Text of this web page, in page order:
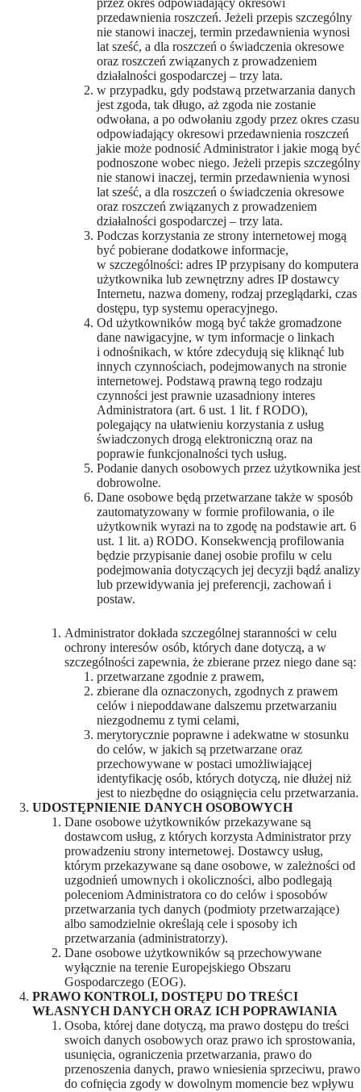
przedawnienia roszczeń. Jeżeli przepis szczególny
nie stanowi inaczej, termin przedawnienia wynosi
lat sześć, a dla roszczeń o świadczenia okresowe
oraz roszczeń związanych z prowadzeniem
działalności gospodarczej – trzy lata.
w przypadku, gdy podstawą przetwarzania danych
jest zgoda, tak długo, aż zgoda nie zostanie
odwołana, a po odwołaniu zgody przez okres czasu
odpowiadający okresowi przedawnienia roszczeń
jakie może podnosić Administrator i jakie mogą być
podnoszone wobec niego. Jeżeli przepis szczególny
nie stanowi inaczej, termin przedawnienia wynosi
lat sześć, a dla roszczeń o świadczenia okresowe
oraz roszczeń związanych z prowadzeniem
działalności gospodarczej – trzy lata.
Podczas korzystania ze strony internetowej mogą
być pobierane dodatkowe informacje,
w szczególności: adres IP przypisany do komputera
użytkownika lub zewnętrzny adres IP dostawcy
Internetu, nazwa domeny, rodzaj przeglądarki, czas
dostępu, typ systemu operacyjnego.
Od użytkowników mogą być także gromadzone
dane nawigacyjne, w tym informacje o linkach
i odnośnikach, w które zdecydują się kliknąć lub
innych czynnościach, podejmowanych na stronie
internetowej. Podstawą prawną tego rodzaju
czynności jest prawnie uzasadniony interes
Administratora (art. 6 ust. 1 lit. f RODO),
polegający na ułatwieniu korzystania z usług
świadczonych drogą elektroniczną oraz na
poprawie funkcjonalności tych usług.
Podanie danych osobowych przez użytkownika jest
dobrowolne.
Dane osobowe będą przetwarzane także w sposób
zautomatyzowany w formie profilowania, o ile
użytkownik wyrazi na to zgodę na podstawie art. 6
ust. 1 lit. a) RODO. Konsekwencją profilowania
będzie przypisanie danej osobie profilu w celu
podejmowania dotyczących jej decyzji bądź analizy
lub przewidywania jej preferencji, zachowań i
postaw.
Administrator dokłada szczególnej staranności w celu
ochrony interesów osób, których dane dotyczą, a w
szczególności zapewnia, że zbierane przez niego dane są:
przetwarzane zgodnie z prawem,
zbierane dla oznaczonych, zgodnych z prawem
celów i niepoddawane dalszemu przetwarzaniu
niezgodnemu z tymi celami,
merytorycznie poprawne i adekwatne w stosunku
do celów, w jakich są przetwarzane oraz
przechowywane w postaci umożliwiającej
identyfikację osób, których dotyczą, nie dłużej niż
jest to niezbędne do osiągnięcia celu przetwarzania.
UDOSTĘPNIENIE DANYCH OSOBOWYCH
Dane osobowe użytkowników przekazywane są
dostawcom usług, z których korzysta Administrator przy
prowadzeniu strony internetowej. Dostawcy usług,
którym przekazywane są dane osobowe, w zależności od
uzgodnień umownych i okoliczności, albo podlegają
poleceniom Administratora co do celów i sposobów
przetwarzania tych danych (podmioty przetwarzające)
albo samodzielnie określają cele i sposoby ich
przetwarzania (administratorzy).
Dane osobowe użytkowników są przechowywane
wyłącznie na terenie Europejskiego Obszaru
Gospodarczego (EOG).
PRAWO KONTROLI, DOSTĘPU DO TREŚCI
WŁASNYCH DANYCH ORAZ ICH POPRAWIANIA
Osoba, której dane dotyczą, ma prawo dostępu do treści
swoich danych osobowych oraz prawo ich sprostowania,
usunięcia, ograniczenia przetwarzania, prawo do
przenoszenia danych, prawo wniesienia sprzeciwu, prawo
do cofnięcia zgody w dowolnym momencie bez wpływu